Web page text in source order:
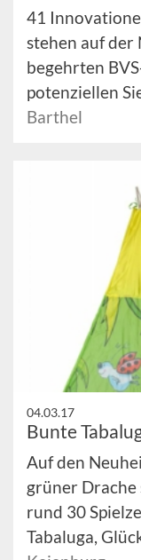
41
stehen auf
begehrten
potenziellen
Barthel
04.03.17
Bunte
Auf den
grüner
rund 30
Tabaluga,